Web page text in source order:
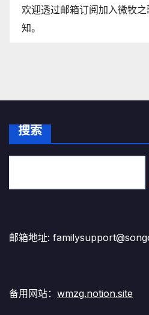
欢迎透过邮箱订阅加入微牧
知。
搜索
邮箱地址:
备用网站： wmzg.notion.site